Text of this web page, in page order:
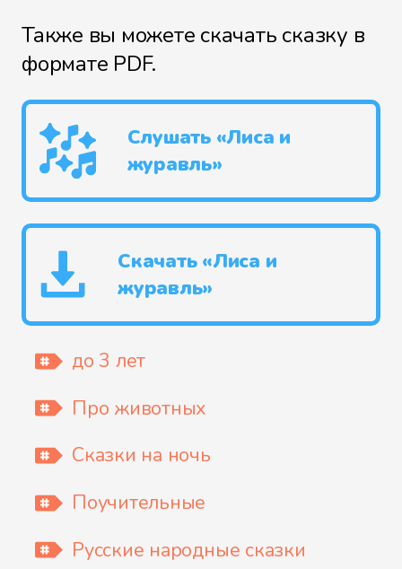
Также вы можете скачать сказку в
формате PDF.
Слушать «Лиса и
журавль»
Скачать «Лиса и
журавль»
до 3 лет
Про животных
Сказки на ночь
Поучительные
Русские народные сказки